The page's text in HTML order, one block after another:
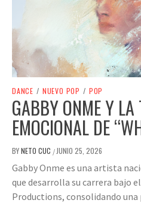
DANCE / NUEVO POP / POP
GABBY ONME Y LA
EMOCIONAL DE
BYNETO CUC / JUNIO 25, 2026
Gabby Onme es una artista
que desarrolla su carrera bajo
Productions, consolidando